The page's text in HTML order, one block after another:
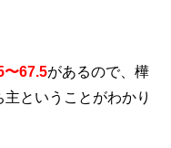
〜67.5があるので、樺
ということがわかり